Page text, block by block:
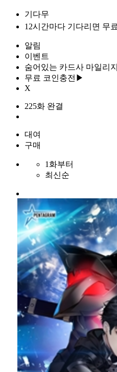
기다무
12시간마다 기다리면 무
알림
이벤트
숨어있는 카드사 마일리지
무료 코인충전▶
X
225화 완결
대여
구매
1화부터
최신순